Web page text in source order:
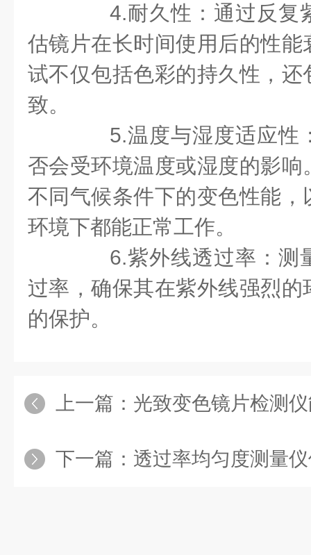
4.耐久性：通过反复
估镜片在长时间使用后的性
试不仅包括色彩的持久性，
致。
5.温度与湿度适应性
否会受环境温度或湿度的影
不同气候条件下的变色性能
环境下都能正常工作。
6.紫外线透过率：测
过率，确保其在紫外线强烈
的保护。
上一篇： 光致变色镜片检测仪能
下一篇： 透过率均匀度测量仪